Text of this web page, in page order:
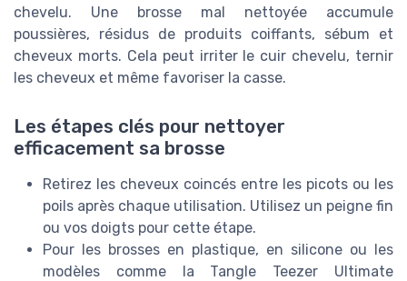
chevelu. Une brosse mal nettoyée accumule
poussières, résidus de produits coiffants, sébum et
cheveux morts. Cela peut irriter le cuir chevelu, ternir
les cheveux et même favoriser la casse.
Les étapes clés pour nettoyer
efficacement sa brosse
Retirez les cheveux coincés entre les picots ou les
poils après chaque utilisation. Utilisez un peigne fin
ou vos doigts pour cette étape.
Pour les brosses en plastique, en silicone ou les
modèles comme la Tangle Teezer Ultimate